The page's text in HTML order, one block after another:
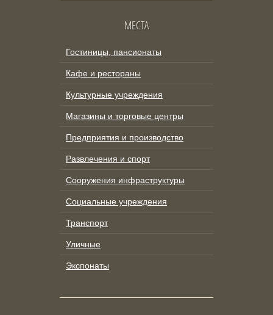
МЕСТА
Гостиницы, пансионаты
Кафе и рестораны
Культурные учреждения
Магазины и торговые центры
Предприятия и производство
Развлечения и спорт
Сооружения инфраструктуры
Социальные учреждения
Транспорт
Уличные
Экспонаты